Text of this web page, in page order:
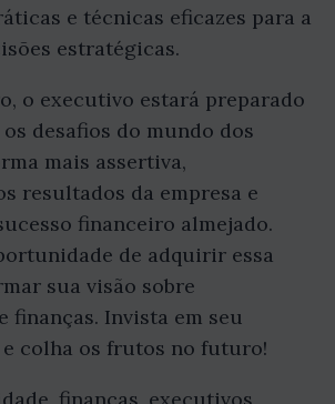
e técnicas eficazes para a
estratégicas.
o executivo estará preparado
desafios do mundo dos
mais assertiva,
resultados da empresa e
financeiro almejado.
de adquirir essa
sua visão sobre
finanças. Invista em seu
colha os frutos no futuro!